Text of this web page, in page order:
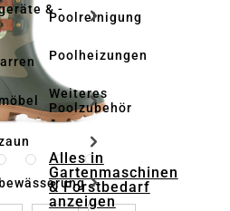
& -
Poolreinigung
Poolheizungen
Weiteres
Poolzubehör
Alles in
Gartenmaschinen
& Forstbedarf
anzeigen